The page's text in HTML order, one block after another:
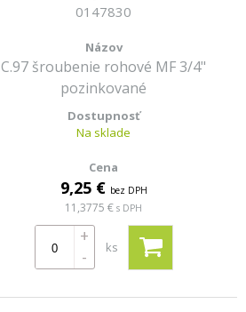
0147830
C.97 šroubenie rohové MF 3/4"
pozinkované
Na sklade
9,25 € bez DPH
11,3775 € s DPH
+
-
ks